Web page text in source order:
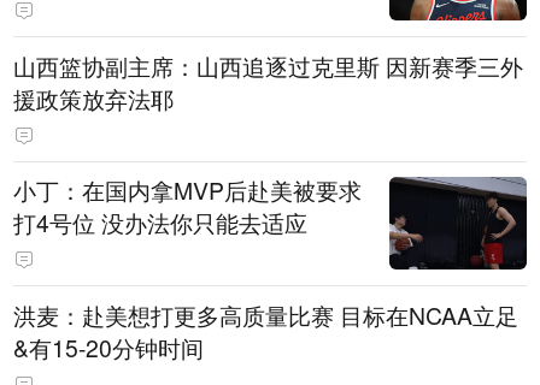
山西篮协副主席：山西追逐过克里斯 因新赛季三外
援政策放弃法耶
小丁：在国内拿MVP后赴美被要求
打4号位 没办法你只能去适应
洪麦：赴美想打更多高质量比赛 目标在NCAA立足
&有15-20分钟时间